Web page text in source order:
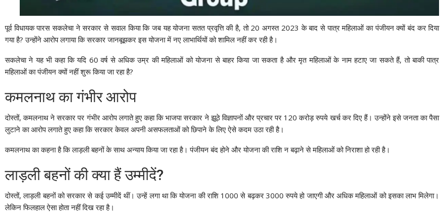
पूर्व विधायक पारस सकलेचा ने सरकार से सवाल किया कि जब यह योजना सतत प्रवृत्ति की है, तो 20 अगस्त 2023 के बाद से पात्र महिलाओं का पंजीयन क्यों बंद कर दिया
गया है? उन्होंने आरोप लगाया कि सरकार जानबूझकर इस योजना में नए लाभार्थियों को शामिल नहीं कर रही है।
सकलेचा ने यह भी कहा कि यदि 60 वर्ष से अधिक उम्र की महिलाओं को योजना से बाहर किया जा सकता है और मृत महिलाओं के नाम हटाए जा सकते हैं, तो बाकी पात्र
महिलाओं का पंजीयन क्यों नहीं शुरू किया जा रहा है?
कमलनाथ का गंभीर आरोप
दोस्तों, कमलनाथ ने सरकार पर गंभीर आरोप लगाते हुए कहा कि भाजपा सरकार ने झूठे विज्ञापनों और प्रचार पर 120 करोड़ रुपये खर्च कर दिए हैं। उन्होंने इसे जनता का पैसा
लुटाने का आरोप लगाते हुए कहा कि सरकार केवल अपनी असफलताओं को छिपाने के लिए ऐसे कदम उठा रही है।
कमलनाथ का कहना है कि लाड़ली बहनों के साथ अन्याय किया जा रहा है। पंजीयन बंद होने और योजना की राशि न बढ़ाने से महिलाओं को निराशा हो रही है।
लाड़ली बहनों की क्या हैं उम्मीदें?
दोस्तों, लाड़ली बहनों को सरकार से कई उम्मीदें थीं। उन्हें लगा था कि योजना की राशि 1000 से बढ़कर 3000 रुपये हो जाएगी और अधिक महिलाओं को इसका लाभ मिलेगा।
लेकिन फिलहाल ऐसा होता नहीं दिख रहा है।